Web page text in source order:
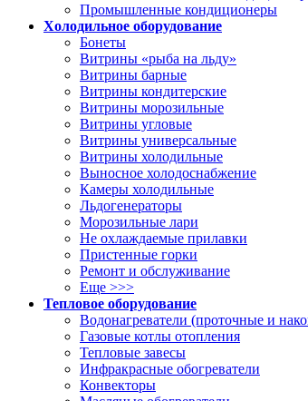
Промышленные кондиционеры
Холодильное оборудование
Бонеты
Витрины «рыба на льду»
Витрины барные
Витрины кондитерские
Витрины морозильные
Витрины угловые
Витрины универсальные
Витрины холодильные
Выносное холодоснабжение
Камеры холодильные
Льдогенераторы
Морозильные лари
Не охлаждаемые прилавки
Пристенные горки
Ремонт и обслуживание
Еще >>>
Тепловое оборудование
Водонагреватели (проточные и
Газовые котлы отопления
Тепловые завесы
Инфракрасные обогреватели
Конвекторы